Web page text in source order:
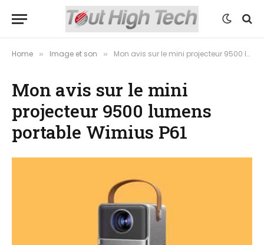
Home » Image et son » Mon avis sur le mini projecteur 9500 lumens portable Wimius P61
Mon avis sur le mini
projecteur 9500 lumens
portable Wimius P61